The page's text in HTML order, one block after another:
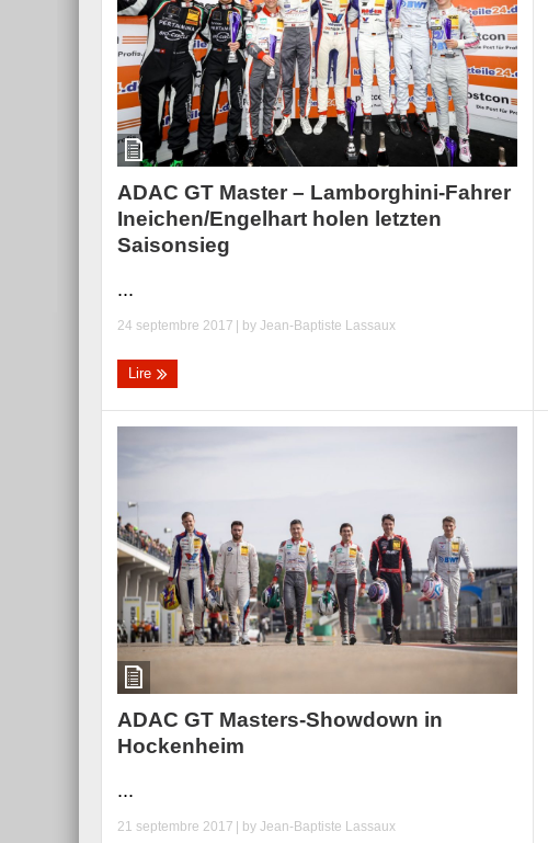
ADAC GT Master – Lamborghini-Fahrer
Ineichen/Engelhart holen letzten
Saisonsieg
...
24 septembre 2017 | by Jean-Baptiste Lassaux
Lire
ADAC GT Masters-Showdown in
Hockenheim
...
21 septembre 2017 | by Jean-Baptiste Lassaux
Essai – Morgan Supersport